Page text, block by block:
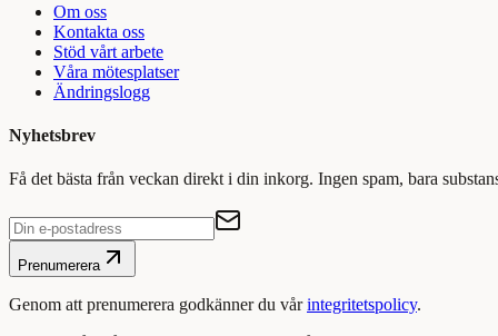
Om oss
Kontakta oss
Stöd vårt arbete
Våra mötesplatser
Ändringslogg
Nyhetsbrev
Få det bästa från veckan direkt i din inkorg. Ingen spam, bara
Prenumerera
Genom att prenumerera godkänner du vår integritetspolicy.